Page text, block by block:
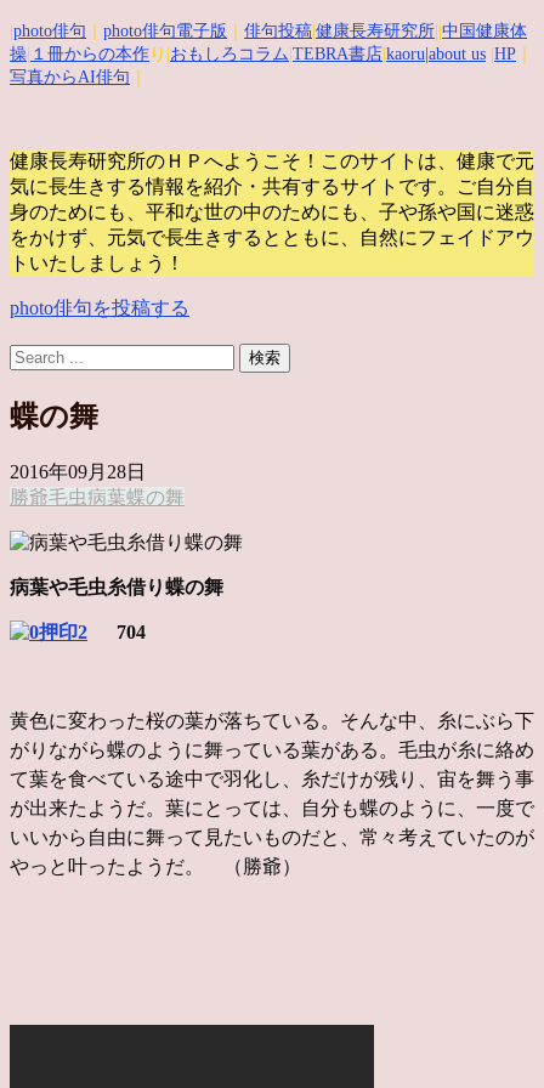
photo俳句 photo俳句電子版 俳句投稿 健康長寿研究所 中国健康体
操 １冊からの本作 り| おもしろコラム TEBRA書店 kaoru |about us HP
写真からAI俳句
健康長寿研究所のＨＰへようこそ！このサイトは、健康で元
気に長生きする情報を紹介・共有するサイトです。
ご自分自
身のためにも、平和な世の中のためにも、子や孫や国に迷惑
をかけず、元気で長生きするとともに、自然にフェイドアウ
トいたしましょう！
photo俳句を投稿する
蝶の舞
2016年09月28日
勝爺毛虫病葉蝶の舞
病葉や毛虫糸借り蝶の舞
704
黄色に変わった桜の葉が落ちている。そんな中、糸にぶら下
がりながら蝶のように舞っている葉がある。毛虫が糸に絡め
て葉を食べている途中で羽化し、糸だけが残り、宙を舞う事
が出来たようだ。葉にとっては、自分も蝶のように、一度で
いいから自由に舞って見たいものだと、常々考えていたのが
やっ と叶ったようだ。 （勝爺）